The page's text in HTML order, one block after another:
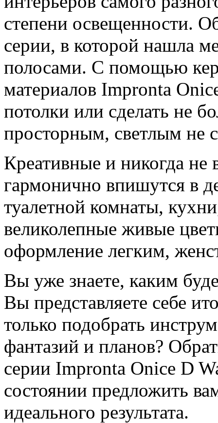
степени освещенности.
серии, в которой нашла
полосами. С помощью
материалов Impronta
потолки или сделать не
просторным, светлым не
Креативные и никогда
гармонично впишутся в
туалетной комнаты,
великолепные живые
оформление легким,
Вы уже знаете, каким
Вы представляете себе
только подобрать
фантазий и планов?
серии Impronta Onice D
состоянии предложить
идеального результата.